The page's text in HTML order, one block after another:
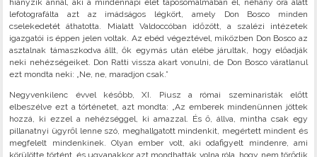
hiányzik annál, aki a mindennapi élet taposómalmában él, néhány óra alatt
lefotografálta azt az imádságos légkört, amely Don Bosco minden
cselekedetét áthatotta. Mialatt Valdoccóban időzött, a szalézi intézetek
igazgatói is éppen jelen voltak. Az ebéd végeztével, miközben Don Bosco az
asztalnak támaszkodva állt, ők egymás után elébe járultak, hogy előadják
neki nehézségeiket. Don Ratti vissza akart vonulni, de Don Bosco váratlanul
ezt mondta neki: „Ne, ne, maradjon csak.”
Negyvenkilenc évvel később, XI. Piusz a római szeminaristák előtt
elbeszélve ezt a történetet, azt mondta: „Az emberek mindenünnen jöttek
hozzá, ki ezzel a nehézséggel, ki amazzal. És ő, állva, mintha csak egy
pillanatnyi ügyről lenne szó, meghallgatott mindenkit, megértett mindent és
megfelelt mindenkinek. Olyan ember volt, aki odafigyelt mindenre, ami